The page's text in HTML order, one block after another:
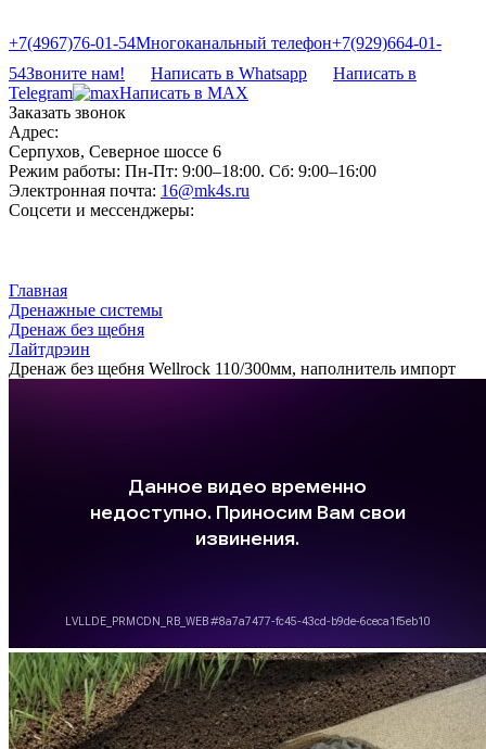
+7(4967)76-01-54Многоканальный телефон+7(929)664-01-
54Звоните нам! Написать в Whatsapp
Написать в
Telegram
Написать в MAX
Заказать звонок
Адрес:
Серпухов, Северное шоссе 6
Режим работы: Пн-Пт: 9:00–18:00. Сб: 9:00–16:00
Электронная почта: 16@mk4s.ru
Соцсети и мессенджеры:
Главная
Дренажные системы
Дренаж без щебня
Лайтдрэин
Дренаж без щебня Wellrock 110/300мм, наполнитель импорт